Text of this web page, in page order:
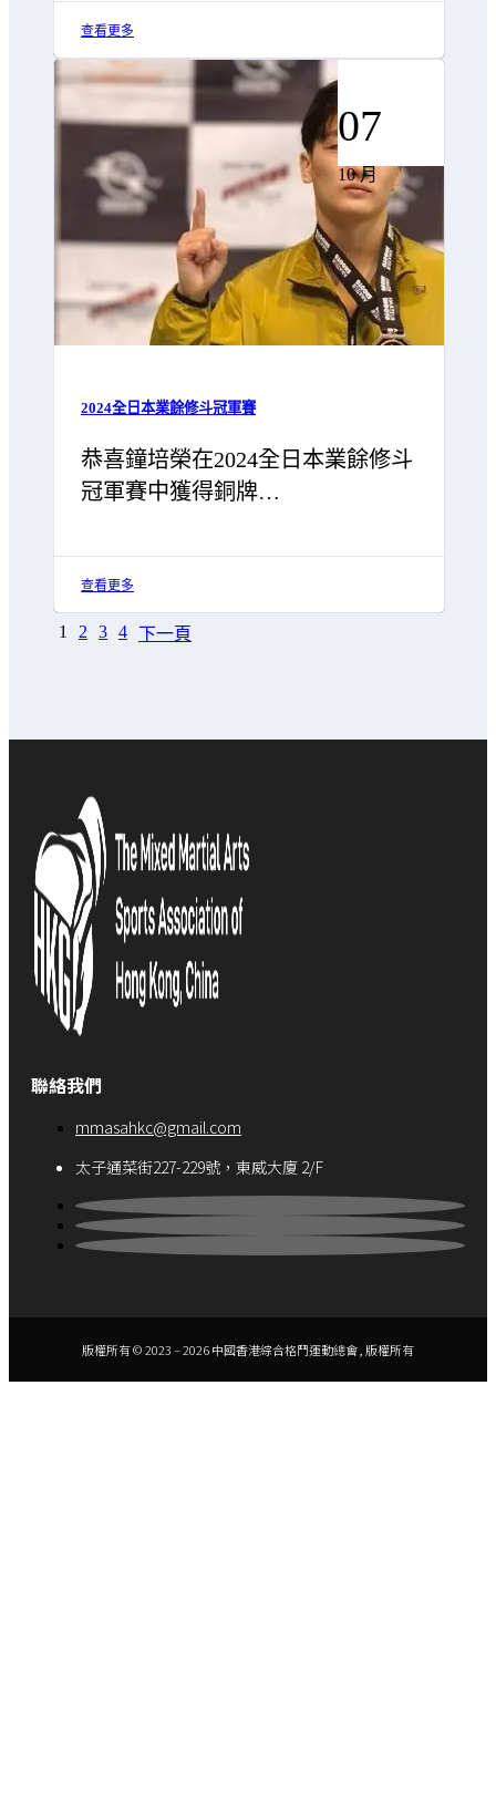
查看更多
07
10 月
2024全日本業餘修斗冠軍賽
恭喜鐘培榮在2024全日本業餘修斗
冠軍賽中獲得銅牌…
查看更多
1 2 3 4 下一頁
聯絡我們
mmasahkc@gmail.com
太子通菜街227-229號，東威大廈 2/F
版權所有 © 2023 – 2026 中國香港綜合格鬥運動總會 , 版權所有